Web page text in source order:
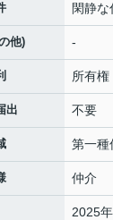
閑静
他) -
所有権
出 不要
第一種
仲介
2025